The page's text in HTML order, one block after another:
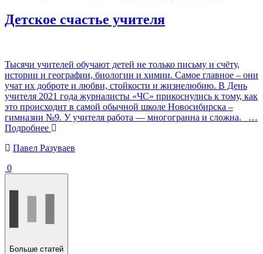
Детское счастье учителя
Тысячи учителей обучают детей не только письму и счёту,
истории и географии, биологии и химии. Самое главное – они
учат их доброте и любви, стойкости и жизнелюбию. В День
учителя 2021 года журналисты «ЧС» прикоснулись к тому, как
это происходит в самой обычной школе Новосибирска –
гимназии №9. У учителя работа — многогранна и сложна.
…
Подробнее
Павел Разуваев
0
Больше статей